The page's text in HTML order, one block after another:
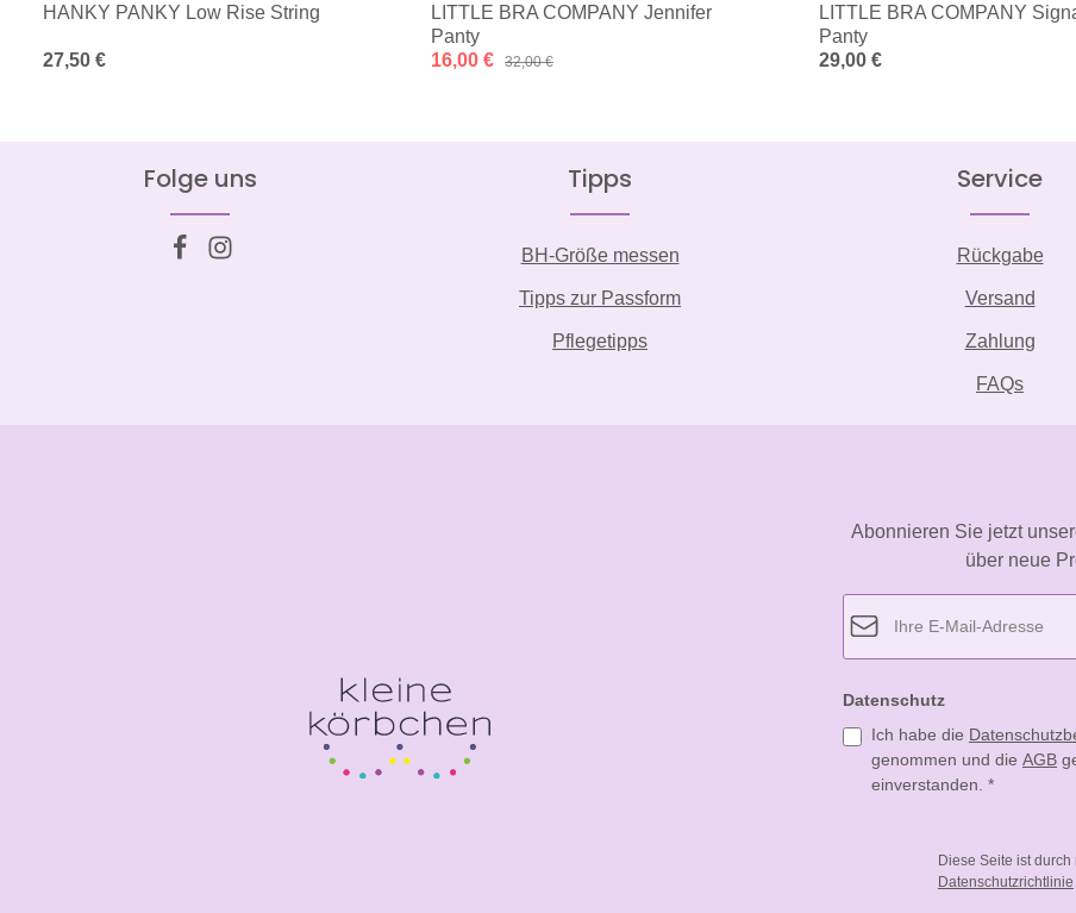
HANKY PANKY Low Rise String
Regulärer Preis:
27,50 €
LITTLE BRA COMPANY Jennifer
Panty
Verkaufspreis:
16,00 € Regulärer Preis:
32,00 €
LITTLE BRA COMPANY
Panty
Regulärer Preis:
29,00 €
Folge uns Tipps
BH-Größe messen
Tipps zur Passform
Pflegetipps
Service
Rückgabe
Versand
Zahlung
FAQs
Abonnieren Sie jetzt
über neue
Datenschutz
Ich habe die
genommen und die AGB
einverstanden. *
Diese Seite ist
Datenschutzrichtlinie